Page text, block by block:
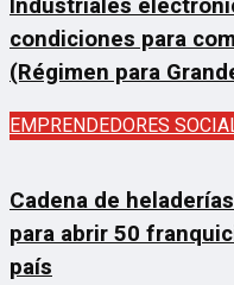
condiciones para
(Régimen para
EMPRENDEDORES
Cadena de
para abrir 50
país